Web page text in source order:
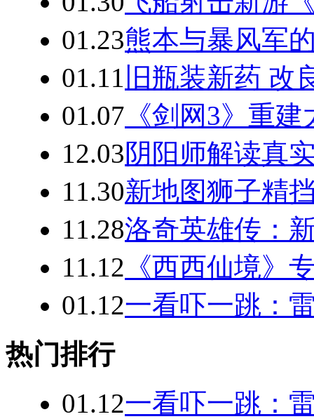
01.23熊本与暴风军
01.11 旧瓶装新药 改
01.07 《剑网3》重
12.03阴阳师解读真
11.30新地图狮子精
11.28洛奇英雄传：
11.12 《西西仙境》
01.12一看吓一跳：
热门排行
01.12一看吓一跳：